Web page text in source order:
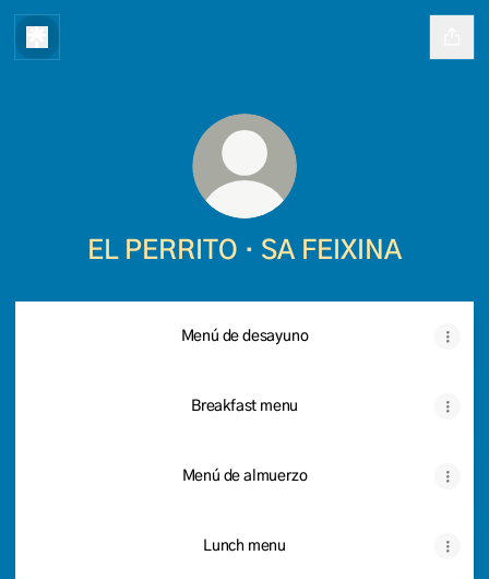
EL PERRITO · SA FEIXINA
Menú de desayuno
Breakfast menu
Menú de almuerzo
Lunch menu